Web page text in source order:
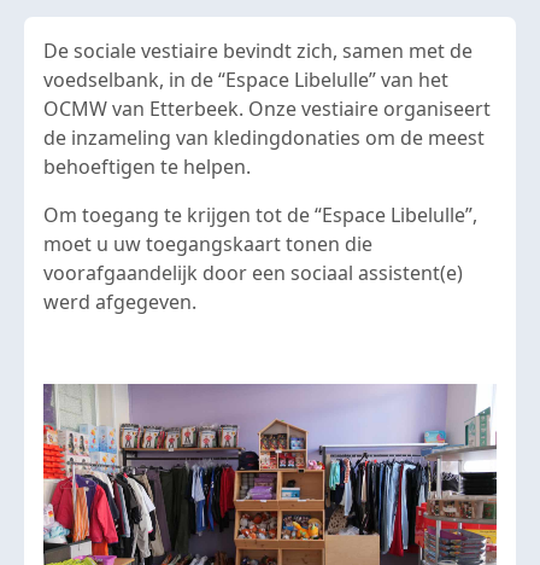
De sociale vestiaire bevindt zich, samen met de
voedselbank, in de “Espace Libelulle” van het
OCMW van Etterbeek. Onze vestiaire organiseert
de inzameling van kledingdonaties om de meest
behoeftigen te helpen.
Om toegang te krijgen tot de “Espace Libelulle”,
moet u uw toegangskaart tonen die
voorafgaandelijk door een sociaal assistent(e)
werd afgegeven.